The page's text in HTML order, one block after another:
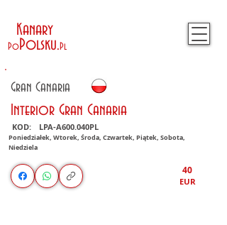
Kanary
PoPolsku.Pl
Gran Canaria
Interior Gran Canaria
KOD: LPA-A600.040PL
Poniedziałek, Wtorek, Środa, Czwartek, Piątek, Sobota,
Niedziela
40
EUR